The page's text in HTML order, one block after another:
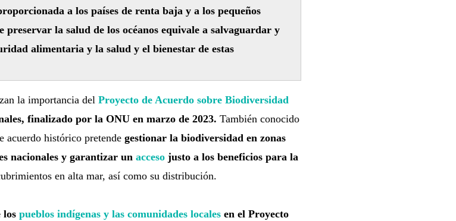
a los países de renta baja y a los pequeños
preservar la salud de los océanos equivale a salvaguardar y
alimentaria y la salud y el bienestar de estas
la importancia del Proyecto de Acuerdo sobre Biodiversidad
finalizado por la ONU en marzo de 2023. También conocido
acuerdo histórico pretende gestionar la biodiversidad en zonas
nacionales y garantizar un accesojusto a los beneficios para la
en alta mar, así como su distribución.
los pueblos indígenas y las comunidades locales en el Proyecto